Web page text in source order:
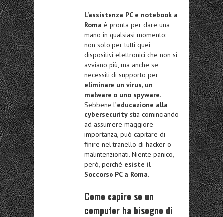
L’assistenza PC e notebook a
Roma è pronta per dare una
mano in qualsiasi momento:
non solo per tutti quei
dispositivi elettronici che non si
avviano più, ma anche se
necessiti di supporto per
eliminare un virus, un
malware o uno spyware.
Sebbene l’educazione alla
cybersecurity stia cominciando
ad assumere maggiore
importanza, può capitare di
finire nel tranello di hacker o
malintenzionati. Niente panico,
però, perché esiste il
Soccorso PC a Roma.
Come capire se un
computer ha bisogno di